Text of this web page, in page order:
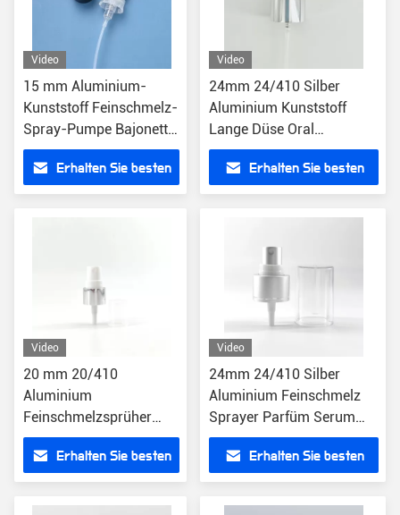
Video
15 mm Aluminium-
Kunststoff Feinschmelz-
Spray-Pumpe Bajonett-
Parfüm-Kölnpumpe
Erhalten Sie besten
Video
24mm 24/410 Silber
Aluminium Kunststoff
Lange Düse Oral
Nasennebel
Sprühpumpenkopf
Erhalten Sie besten
Video
20 mm 20/410
Aluminium
Feinschmelzsprüher
Schmelzbläser Sprüher
Mini Sprühpumpe
Erhalten Sie besten
Video
24mm 24/410 Silber
Aluminium Feinschmelz
Sprayer Parfüm Serum
Toner Pumpe Dispenser
Erhalten Sie besten